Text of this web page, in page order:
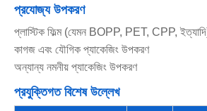
প্রযোজ্য উপকরণ
প্লাস্টিক ফিল্ম (যেমন BOPP, PET, CPP,
কাগজ এবং যৌগিক প্যাকেজিং উপকরণ
অন্যান্য নমনীয় প্যাকেজিং উপকরণ
প্রযুক্তিগত বিশেষ উল্লেখ